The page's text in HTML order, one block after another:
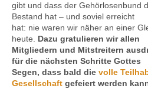
gibt und dass der Gehörlosenbund
Bestand hat – und soviel erreicht
hat: nie waren wir näher an einer
heute. Dazu gratulieren wir allen
Mitgliedern und Mitstreitern
für die nächsten Schritte Gottes
Segen, dass bald die volle
Gesellschaft gefeiert werden